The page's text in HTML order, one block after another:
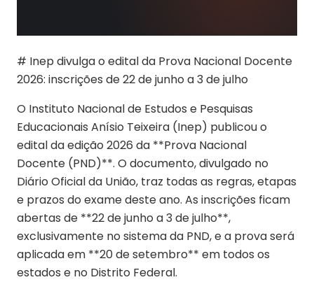
# Inep divulga o edital da Prova Nacional Docente
2026: inscrições de 22 de junho a 3 de julho
O Instituto Nacional de Estudos e Pesquisas
Educacionais Anísio Teixeira (Inep) publicou o
edital da edição 2026 da **Prova Nacional
Docente (PND)**. O documento, divulgado no
Diário Oficial da União, traz todas as regras, etapas
e prazos do exame deste ano. As inscrições ficam
abertas de **22 de junho a 3 de julho**,
exclusivamente no sistema da PND, e a prova será
aplicada em **20 de setembro** em todos os
estados e no Distrito Federal.